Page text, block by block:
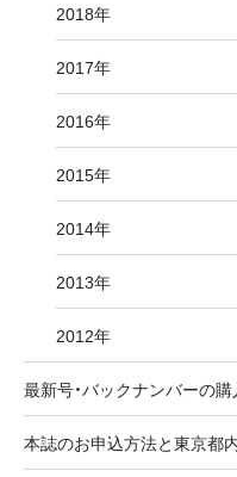
2018年
2017年
2016年
2015年
2014年
2013年
2012年
最新号・バックナンバーの購
本誌のお申込方法と東京都